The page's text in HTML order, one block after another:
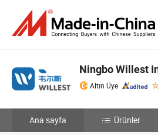
Ningbo Willest
Altın Üye
Ana sayfa Ürünler